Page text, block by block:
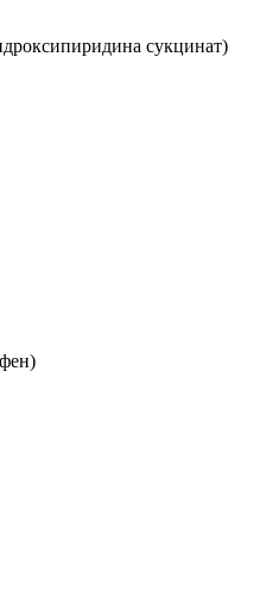
сукцинат)